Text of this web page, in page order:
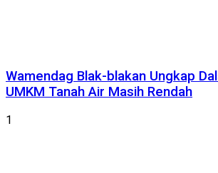
Wamendag Blak-blakan Ungkap
UMKM Tanah Air Masih Rendah
1